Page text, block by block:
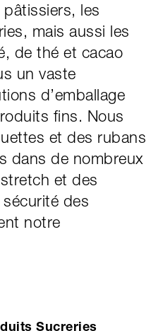
les
mais aussi les
de thé et cacao
un vaste
d’emballage
fins. Nous
et des rubans
dans de nombreux
et des
des
notre
Sucreries